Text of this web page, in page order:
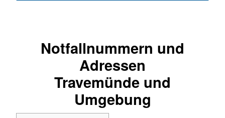
Notfallnummern und
Adressen
Travemünde und
Umgebung